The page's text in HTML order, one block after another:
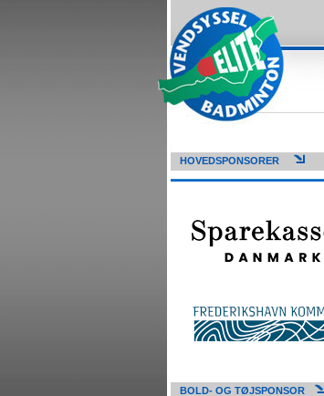
HOVEDSPONSORER
BOLD- OG TØJSPONSOR